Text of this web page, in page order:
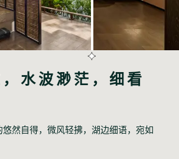
水波渺茫，细看
然自得，微风轻拂，湖边细语，宛如